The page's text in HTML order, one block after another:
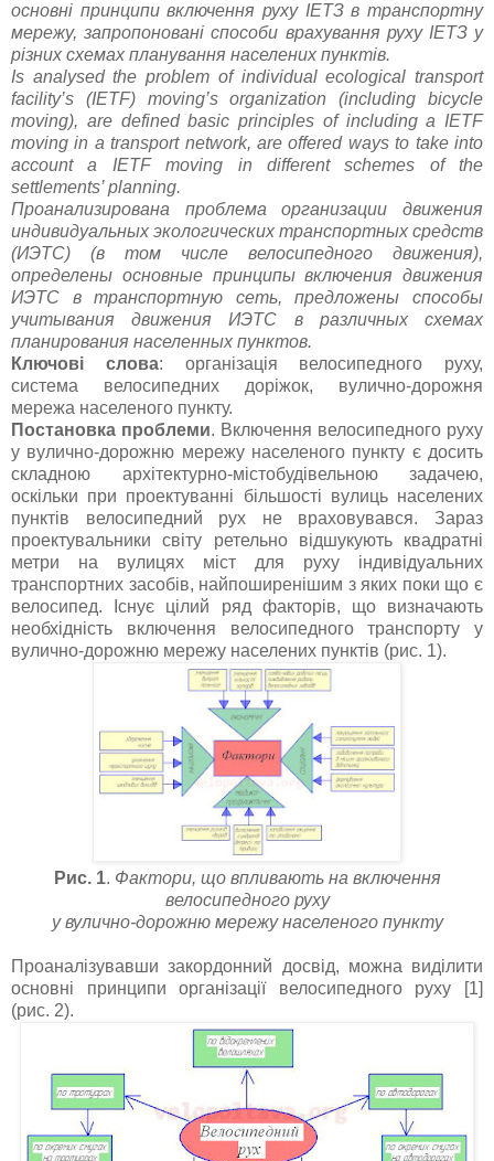
основні принципи включення руху ІЕТЗ в транспортну
мережу, запропоновані способи врахування руху ІЕТЗ у
різних схемах планування населених пунктів.
Is analysed the problem of individual ecological transport
facility’s (IETF) moving’s organization (including bicycle
moving), are defined basic principles of including a IETF
moving in a transport network, are offered ways to take into
account a IETF moving in different schemes of the
settlements’ planning.
Проанализирована проблема организации движения
индивидуальных экологических транспортных средств
(ИЭТС) (в том числе велосипедного движения),
определены основные принципы включения движения
ИЭТС в транспортную сеть, предложены способы
учитывания движения ИЭТС в различных схемах
планирования населенных пунктов.
Ключові слова: організація велосипедного руху,
система велосипедних доріжок, вулично-дорожня
мережа населеного пункту.
Постановка проблеми. Включення велосипедного руху
у вулично-дорожню мережу населеного пункту є досить
складною архітектурно-містобудівельною задачею,
оскільки при проектуванні більшості вулиць населених
пунктів велосипедний рух не враховувався. Зараз
проектувальники світу ретельно відшукують квадратні
метри на вулицях міст для руху індивідуальних
транспортних засобів, найпоширенішим з яких поки що є
велосипед. Існує цілий ряд факторів, що визначають
необхідність включення велосипедного транспорту у
вулично-дорожню мережу населених пунктів (рис. 1).
Рис. 1. Фактори, що впливають на включення
велосипедного руху
у вулично-дорожню мережу населеного пункту
Проаналізувавши закордонний досвід, можна виділити
основні принципи організації велосипедного руху [1]
(рис. 2).